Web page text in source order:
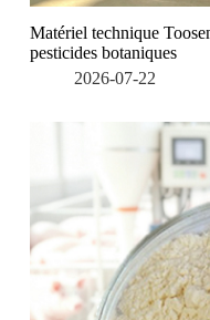
Matériel technique
pesticides botaniques
2026-07-22